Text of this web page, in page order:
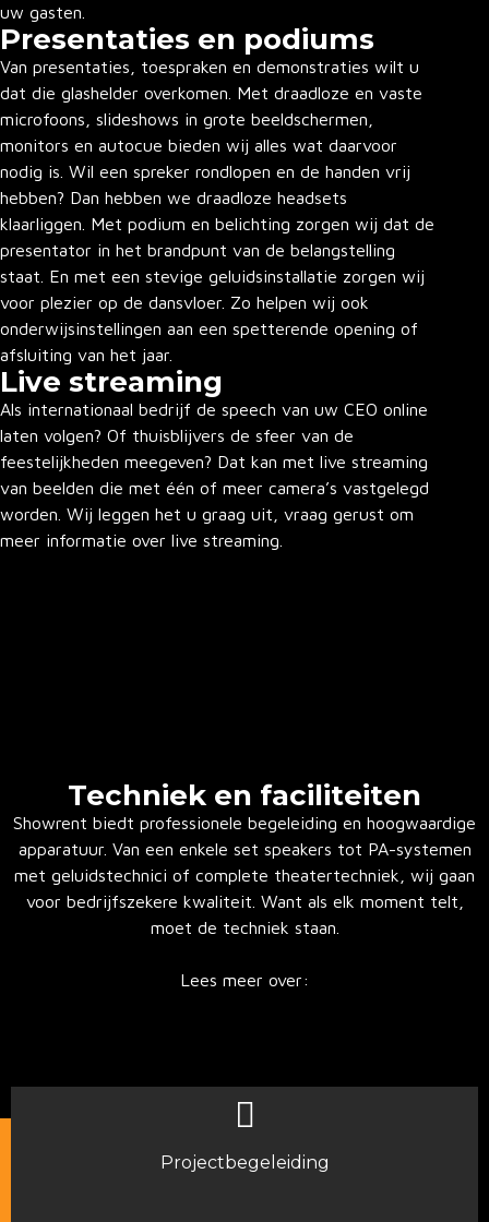
uw gasten.
Presentaties en podiums
Van presentaties, toespraken en demonstraties wilt u
dat die glashelder overkomen. Met draadloze en vaste
microfoons, slideshows in grote beeldschermen,
monitors en autocue bieden wij alles wat daarvoor
nodig is. Wil een spreker rondlopen en de handen vrij
hebben? Dan hebben we draadloze headsets
klaarliggen. Met podium en belichting zorgen wij dat de
presentator in het brandpunt van de belangstelling
staat. En met een stevige geluidsinstallatie zorgen wij
voor plezier op de dansvloer. Zo helpen wij ook
onderwijsinstellingen aan een spetterende opening of
afsluiting van het jaar.
Live streaming
Als internationaal bedrijf de speech van uw CEO online
laten volgen? Of thuisblijvers de sfeer van de
feestelijkheden meegeven? Dat kan met live streaming
van beelden die met één of meer camera’s vastgelegd
worden. Wij leggen het u graag uit, vraag gerust om
meer informatie over live streaming.
Techniek en faciliteiten
Showrent biedt professionele begeleiding en hoogwaardige
apparatuur. Van een enkele set speakers tot PA-systemen
met geluidstechnici of complete theatertechniek, wij gaan
voor bedrijfszekere kwaliteit. Want als elk moment telt,
moet de techniek staan.
Lees meer over:
Projectbegeleiding